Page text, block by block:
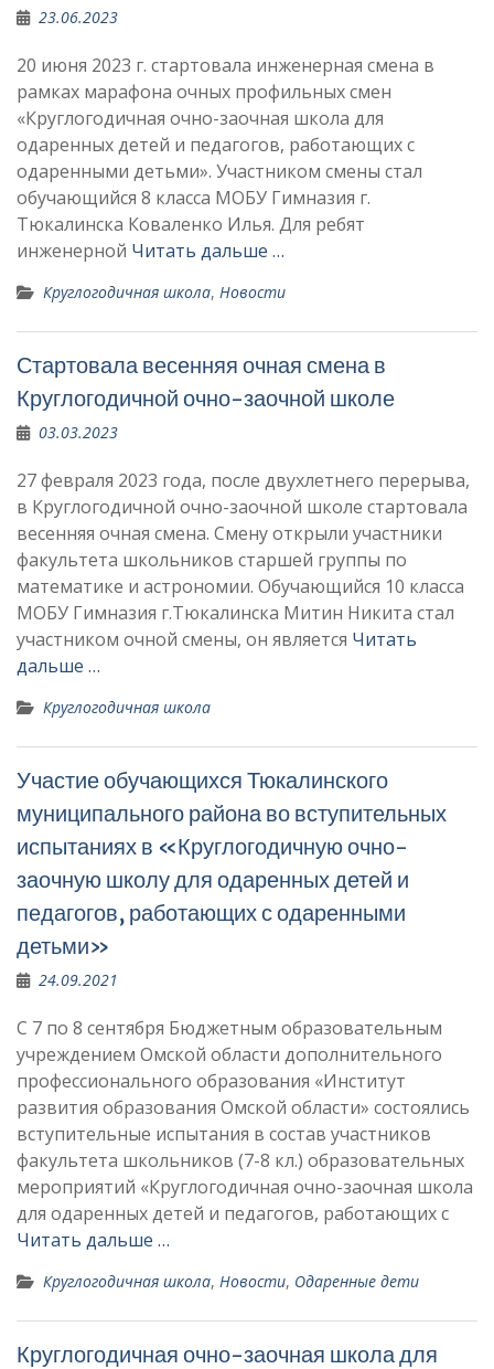
23.06.2023
20 июня 2023 г. стартовала инженерная смена в
рамках марафона очных профильных смен
«Круглогодичная очно-заочная школа для
одаренных детей и педагогов, работающих с
одаренными детьми». Участником смены стал
обучающийся 8 класса МОБУ Гимназия г.
Тюкалинска Коваленко Илья. Для ребят
инженерной Читать дальше …
Круглогодичная школа, Новости
Стартовала весенняя очная смена в
Круглогодичной очно-заочной школе
03.03.2023
27 февраля 2023 года, после двухлетнего перерыва,
в Круглогодичной очно-заочной школе стартовала
весенняя очная смена. Смену открыли участники
факультета школьников старшей группы по
математике и астрономии. Обучающийся 10 класса
МОБУ Гимназия г.Тюкалинска Митин Никита стал
участником очной смены, он является Читать
дальше …
Круглогодичная школа
Участие обучающихся Тюкалинского
муниципального района во вступительных
испытаниях в «Круглогодичную очно-
заочную школу для одаренных детей и
педагогов, работающих с одаренными
детьми»
24.09.2021
С 7 по 8 сентября Бюджетным образовательным
учреждением Омской области дополнительного
профессионального образования «Институт
развития образования Омской области» состоялись
вступительные испытания в состав участников
факультета школьников (7-8 кл.) образовательных
мероприятий «Круглогодичная очно-заочная школа
для одаренных детей и педагогов, работающих с
Читать дальше …
Круглогодичная школа, Новости, Одаренные дети
Круглогодичная очно-заочная школа для